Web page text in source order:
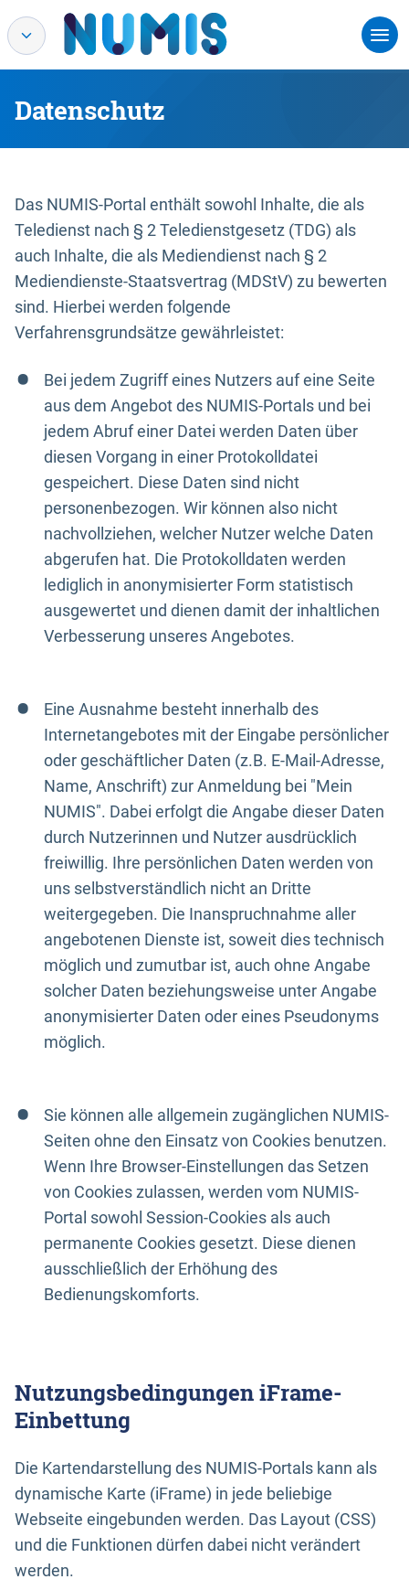
Datenschutz
Das NUMIS-Portal enthält sowohl Inhalte, die als
Teledienst nach § 2 Teledienstgesetz (TDG) als
auch Inhalte, die als Mediendienst nach § 2
Mediendienste-Staatsvertrag (MDStV) zu bewerten
sind. Hierbei werden folgende
Verfahrensgrundsätze gewährleistet:
Bei jedem Zugriff eines Nutzers auf eine Seite
aus dem Angebot des NUMIS-Portals und bei
jedem Abruf einer Datei werden Daten über
diesen Vorgang in einer Protokolldatei
gespeichert. Diese Daten sind nicht
personenbezogen. Wir können also nicht
nachvollziehen, welcher Nutzer welche Daten
abgerufen hat. Die Protokolldaten werden
lediglich in anonymisierter Form statistisch
ausgewertet und dienen damit der inhaltlichen
Verbesserung unseres Angebotes.
Eine Ausnahme besteht innerhalb des
Internetangebotes mit der Eingabe persönlicher
oder geschäftlicher Daten (z.B. E-Mail-Adresse,
Name, Anschrift) zur Anmeldung bei "Mein
NUMIS". Dabei erfolgt die Angabe dieser Daten
durch Nutzerinnen und Nutzer ausdrücklich
freiwillig. Ihre persönlichen Daten werden von
uns selbstverständlich nicht an Dritte
weitergegeben. Die Inanspruchnahme aller
angebotenen Dienste ist, soweit dies technisch
möglich und zumutbar ist, auch ohne Angabe
solcher Daten beziehungsweise unter Angabe
anonymisierter Daten oder eines Pseudonyms
möglich.
Sie können alle allgemein zugänglichen NUMIS-
Seiten ohne den Einsatz von Cookies benutzen.
Wenn Ihre Browser-Einstellungen das Setzen
von Cookies zulassen, werden vom NUMIS-
Portal sowohl Session-Cookies als auch
permanente Cookies gesetzt. Diese dienen
ausschließlich der Erhöhung des
Bedienungskomforts.
Nutzungsbedingungen iFrame-
Einbettung
Die Kartendarstellung des NUMIS-Portals kann als
dynamische Karte (iFrame) in jede beliebige
Webseite eingebunden werden. Das Layout (CSS)
und die Funktionen dürfen dabei nicht verändert
werden.